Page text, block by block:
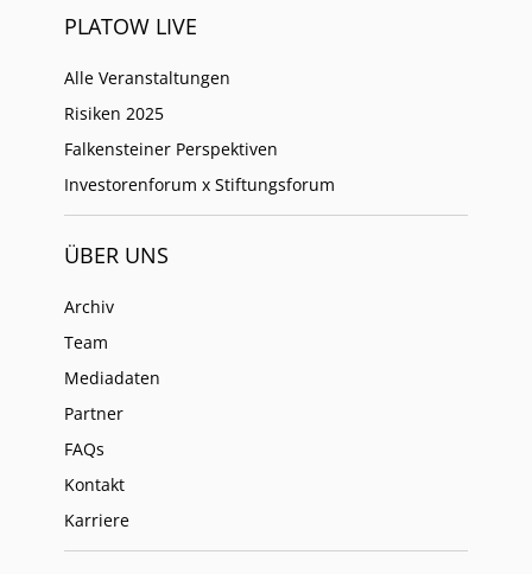
PLATOW LIVE
Alle Veranstaltungen
Risiken 2025
Falkensteiner Perspektiven
Investorenforum x Stiftungsforum
ÜBER UNS
Archiv
Team
Mediadaten
Partner
FAQs
Kontakt
Karriere